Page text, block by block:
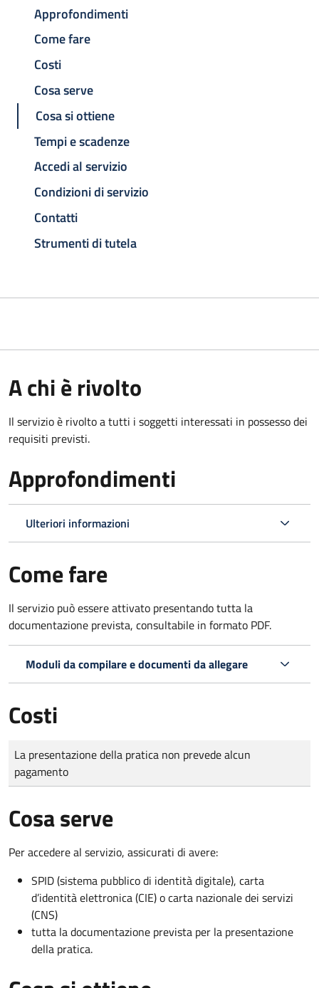
Approfondimenti
Come fare
Costi
Cosa serve
Cosa si ottiene
Tempi e scadenze
Accedi al servizio
Condizioni di servizio
Contatti
Strumenti di tutela
A chi è rivolto
Il servizio è rivolto a tutti i soggetti interessati in possesso dei
requisiti previsti.
Approfondimenti
Ulteriori informazioni
Come fare
Il servizio può essere attivato presentando tutta la
documentazione prevista, consultabile in formato PDF.
Moduli da compilare e documenti da allegare
Costi
Tipo di pagamento
Importo
La presentazione della pratica non prevede alcun
pagamento
Cosa serve
Per accedere al servizio, assicurati di avere:
SPID (sistema pubblico di identità digitale), carta
d’identità elettronica (CIE) o carta nazionale dei servizi
(CNS)
tutta la documentazione prevista per la presentazione
della pratica.